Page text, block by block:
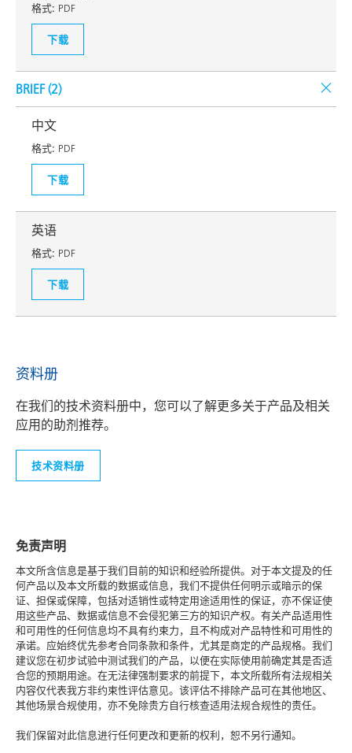
格式: PDF
下载
BRIEF (2)
中文
格式: PDF
下载
英语
格式: PDF
下载
资料册
在我们的技术资料册中，您可以了解更多关于产品及相关
应用的助剂推荐。
技术资料册
免责声明
本文所含信息是基于我们目前的知识和经验所提供。对于本文提及的任
何产品以及本文所载的数据或信息，我们不提供任何明示或暗示的保
证、担保或保障，包括对适销性或特定用途适用性的保证，亦不保证使
用这些产品、数据或信息不会侵犯第三方的知识产权。有关产品适用性
和可用性的任何信息均不具有约束力，且不构成对产品特性和可用性的
承诺。应始终优先参考合同条款和条件，尤其是商定的产品规格。我们
建议您在初步试验中测试我们的产品，以便在实际使用前确定其是否适
合您的预期用途。在无法律强制要求的前提下，本文所载所有法规相关
内容仅代表我方非约束性评估意见。该评估不排除产品可在其他地区、
其他场景合规使用，亦不免除贵方自行核查适用法规合规性的责任。
我们保留对此信息进行任何更改和更新的权利，恕不另行通知。